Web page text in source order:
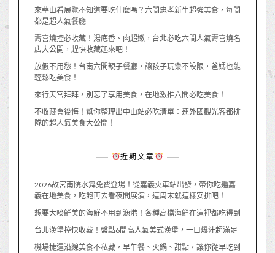
來華山看展覽不知道要吃什麼嗎？六間忠孝新生超強美食，每間
都是超人氣餐廳
壽喜燒控必收藏！湯底香、肉超嫩，台北必吃六間人氣壽喜燒名
店大公開，趕快收藏起來吧！
放假不用愁！台南六間親子餐廳，讓孩子玩樂不設限，爸媽也能
輕鬆吃美食！
來行天宮拜拜，別忘了享用美食，在地激推六間必吃美食！
不收藏會後悔！幫你整理出中山站必吃清單：連外國觀光客都排
隊的超人氣美食大公開！
近期文章
2026故宮南院水舞免費登場！從嘉義火車站出發，帶你吃遍嘉
義在地美食，吃飽再去看夜間展演，這周末就這樣安排吧！
想要大啖鮮美的海鮮不用到漁港！各種高檔海鮮在這裡都吃得到
台北漢堡控快收藏！盤點6間高人氣美式漢堡，一口爆汁超滿足
機場捷運沿線美食不私藏，早午餐、火鍋、甜點，讓你從早吃到